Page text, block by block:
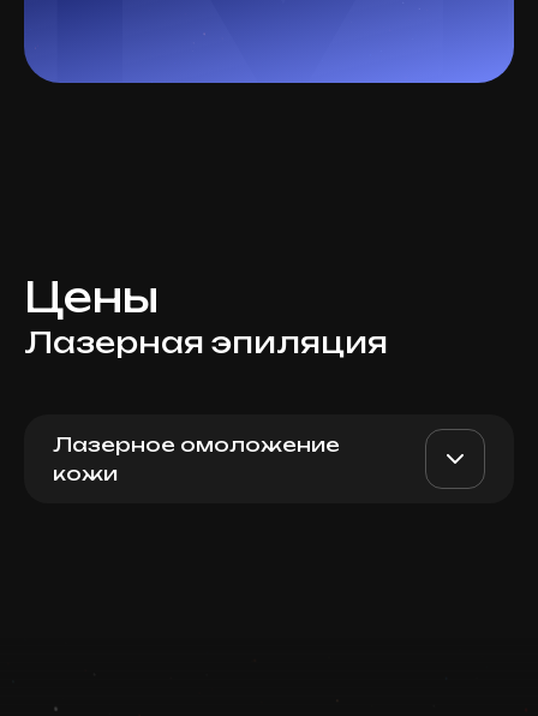
Цены
Лазерная эпиляция
Лазерное омоложение
кожи